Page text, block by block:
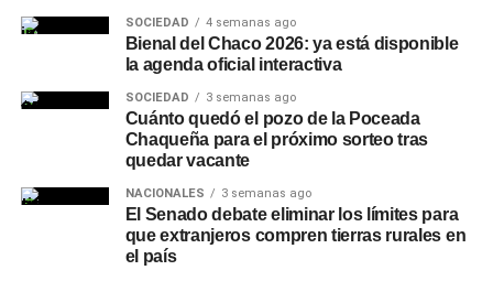
SOCIEDAD 4 semanas ago
Bienal del Chaco 2026: ya está disponible
la agenda oficial interactiva
SOCIEDAD 3 semanas ago
Cuánto quedó el pozo de la Poceada
Chaqueña para el próximo sorteo tras
quedar vacante
NACIONALES 3 semanas ago
El Senado debate eliminar los límites para
que extranjeros compren tierras rurales en
el país